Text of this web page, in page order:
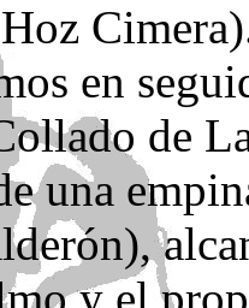
en
de
una